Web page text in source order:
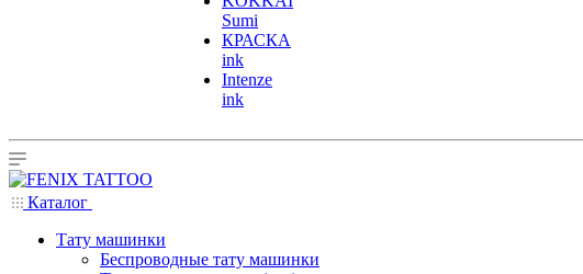
Sumi
КРАСКА
ink
Intenze
ink
Каталог
Тату машинки
Беспроводные тату машинки